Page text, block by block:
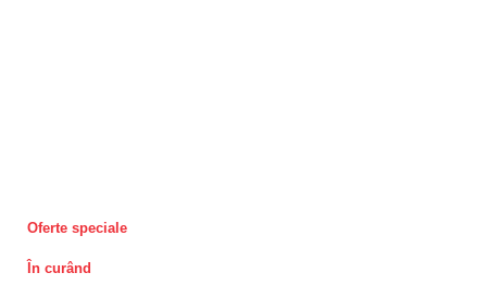
Oferte speciale
În curând